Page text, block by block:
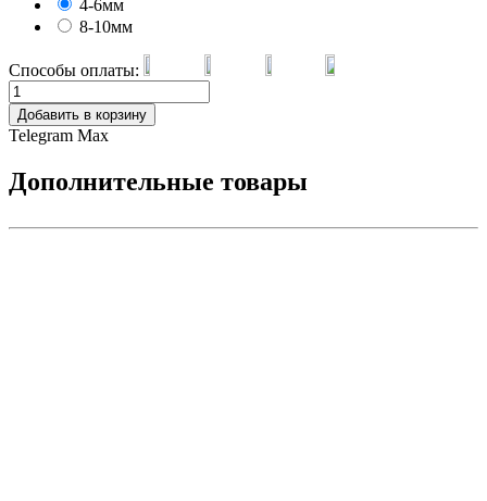
4-6мм
8-10мм
Способы оплаты:
Добавить в корзину
Telegram Max
Дополнительные товары